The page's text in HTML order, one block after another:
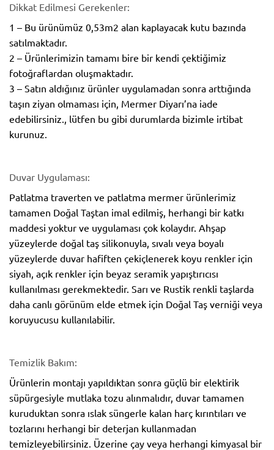
Dikkat Edilmesi Gerekenler:
1 – Bu ürünümüz 0,53m2 alan kaplayacak kutu bazında
satılmaktadır.
2 – Ürünlerimizin tamamı bire bir kendi çektiğimiz
fotoğraflardan oluşmaktadır.
3 – Satın aldığınız ürünler uygulamadan sonra arttığında
taşın ziyan olmaması için, Mermer Diyarı’na iade
edebilirsiniz., lütfen bu gibi durumlarda bizimle irtibat
kurunuz.
Duvar Uygulaması:
Patlatma traverten ve patlatma mermer ürünlerimiz
tamamen Doğal Taştan imal edilmiş, herhangi bir katkı
maddesi yoktur ve uygulaması çok kolaydır. Ahşap
yüzeylerde doğal taş silikonuyla, sıvalı veya boyalı
yüzeylerde duvar hafiften çekiçlenerek koyu renkler için
siyah, açık renkler için beyaz seramik yapıştırıcısı
kullanılması gerekmektedir. Sarı ve Rustik renkli taşlarda
daha canlı görünüm elde etmek için Doğal Taş verniği veya
koruyucusu kullanılabilir.
Temizlik Bakım:
Ürünlerin montajı yapıldıktan sonra güçlü bir elektirik
süpürgesiyle mutlaka tozu alınmalıdır, duvar tamamen
kuruduktan sonra ıslak süngerle kalan harç kırıntıları ve
tozlarını herhangi bir deterjan kullanmadan
temizleyebilirsiniz. Üzerine çay veya herhangi kimyasal bir